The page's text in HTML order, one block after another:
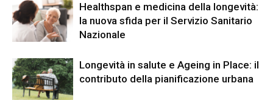
Healthspan e medicina della longevità:
la nuova sfida per il Servizio Sanitario
Nazionale
Longevità in salute e Ageing in Place: il
contributo della pianificazione urbana